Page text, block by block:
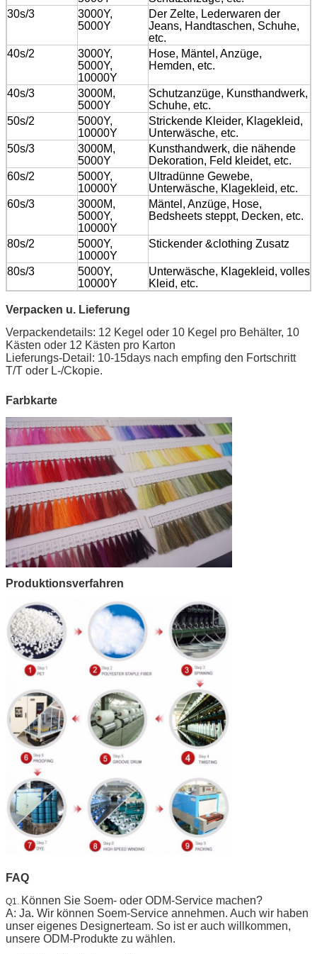
30s/3
3000Y,
5000Y
Der Zelte, Lederwaren der
Jeans, Handtaschen, Schuhe,
etc.
40s/2
3000Y,
5000Y,
10000Y
Hose, Mäntel, Anzüge,
Hemden, etc.
40s/3
3000M,
5000Y
Schutzanzüge, Kunsthandwerk,
Schuhe, etc.
50s/2
5000Y,
10000Y
Strickende Kleider, Klagekleid,
Unterwäsche, etc.
50s/3
3000M,
5000Y
Kunsthandwerk, die nähende
Dekoration, Feld kleidet, etc.
60s/2
5000Y,
10000Y
Ultradünne Gewebe,
Unterwäsche, Klagekleid, etc.
60s/3
3000M,
5000Y,
10000Y
Mäntel, Anzüge, Hose,
Bedsheets steppt, Decken, etc.
80s/2
5000Y,
10000Y
Stickender &clothing Zusatz
80s/3
5000Y,
10000Y
Unterwäsche, Klagekleid, volles
Kleid, etc.
Verpacken u. Lieferung
Verpackendetails: 12 Kegel oder 10 Kegel pro Behälter, 10
Kästen oder 12 Kästen pro Karton
Lieferungs-Detail: 10-15days nach empfing den Fortschritt
T/T oder L-/Ckopie.
Farbkarte
Produktionsverfahren
FAQ
Q1.
Können Sie Soem- oder ODM-Service machen?
A: Ja. Wir können Soem-Service annehmen. Auch wir haben
unser eigenes Designerteam. So ist er auch willkommen,
unsere ODM-Produkte zu wählen.